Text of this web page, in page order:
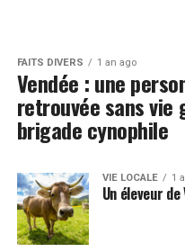
FAITS DIVERS 1 an ago
Vendée : une
retrouvée sans vie
brigade cynophile
VIE LOCALE 1
Un éleveur